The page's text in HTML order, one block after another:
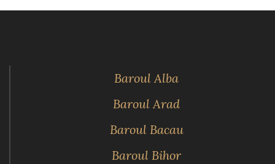
Baroul Alba
Baroul Arad
Baroul Bacau
Baroul Bihor